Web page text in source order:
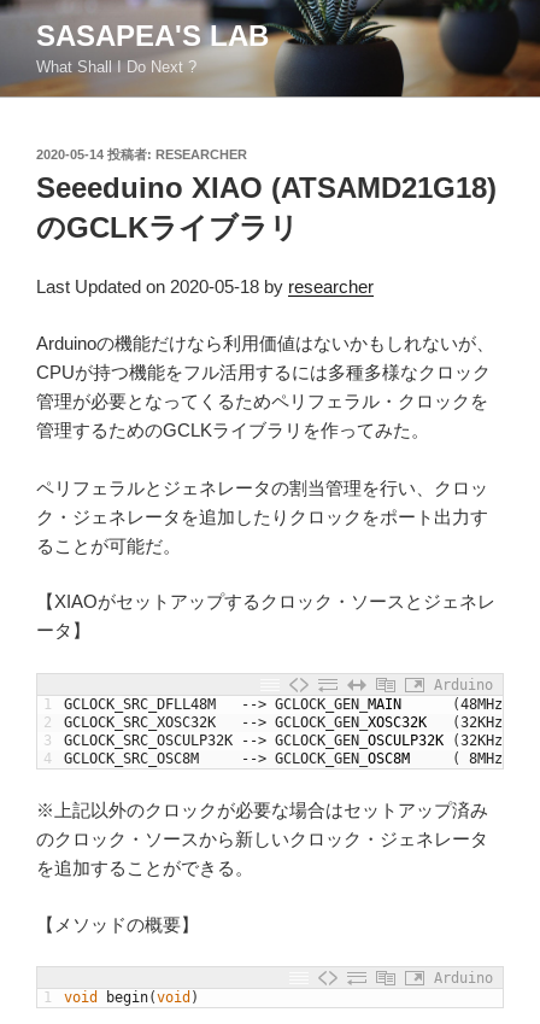
コ
ン
SASAPEA'S LAB
What Shall I Do Next ?
投
稿
日:
2020-05-14 投稿者: RESEARCHER
Seeeduino XIAO (ATSAMD21G18)
のGCLKライブラリ
Last Updated on 2020-05-18 by researcher
Arduinoの機能だけなら利用価値はないかもしれないが、
CPUが持つ機能をフル活用するには多種多様なクロック
管理が必要となってくるためペリフェラル・クロックを
管理するためのGCLKライブラリを作ってみた。
ペリフェラルとジェネレータの割当管理を行い、クロッ
ク・ジェネレータを追加したりクロックをポート出力す
ることが可能だ。
【XIAOがセットアップするクロック・ソースとジェネレ
ータ】
Arduino
1
2
3
4
GCLOCK_SRC_DFLL48M --> GCLOCK_GEN MAIN (48MHz
GCLOCK_SRC_XOSC32K
--> GCLOCK_GEN XOSC32K (32KHz
GCLOCK_SRC_OSCULP32K
--> GCLOCK_GEN OSCULP32K (32KHz
GCLOCK_SRC_OSC8M
--> GCLOCK_GEN OSC8M ( 8MHz
※上記以外のクロックが必要な場合はセットアップ済み
のクロック・ソースから新しいクロック・ジェネレータ
を追加することができる。
【メソッドの概要】
Arduino
1
void begin(void )